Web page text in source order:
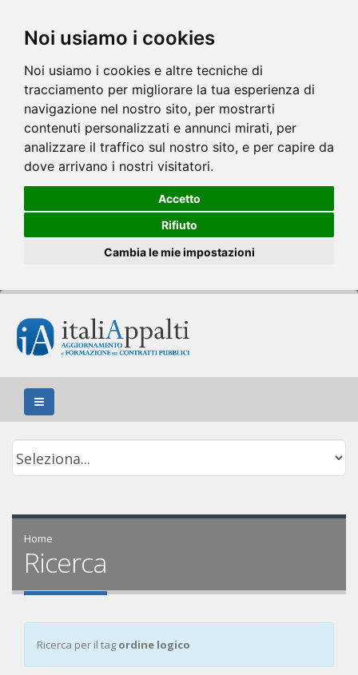
Noi usiamo i cookies
Noi usiamo i cookies e altre tecniche di
tracciamento per migliorare la tua esperienza di
navigazione nel nostro sito, per mostrarti
contenuti personalizzati e annunci mirati, per
analizzare il traffico sul nostro sito, e per capire da
dove arrivano i nostri visitatori.
Accetto
Rifiuto
Cambia le mie impostazioni
Home
Ricerca
Ricerca per il tag ordine logico